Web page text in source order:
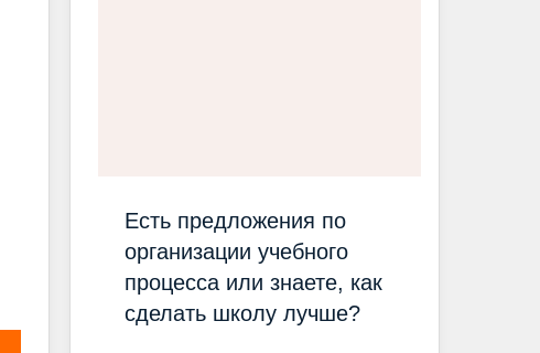
Есть предложения по
организации учебного
процесса или знаете, как
сделать школу лучше?